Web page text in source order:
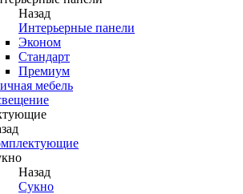
Назад
Интерьерные панели
Эконом
Стандарт
Премиум
мебель
Назад
Сукно